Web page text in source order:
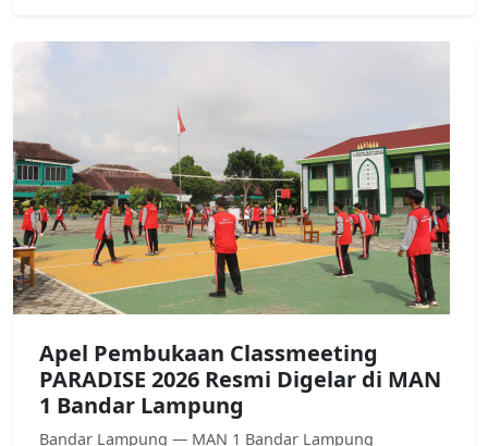
Apel Pembukaan Classmeeting
PARADISE 2026 Resmi Digelar di MAN
1 Bandar Lampung
Bandar Lampung — MAN 1 Bandar Lampung